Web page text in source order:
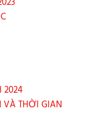
2024
THỜI GIAN